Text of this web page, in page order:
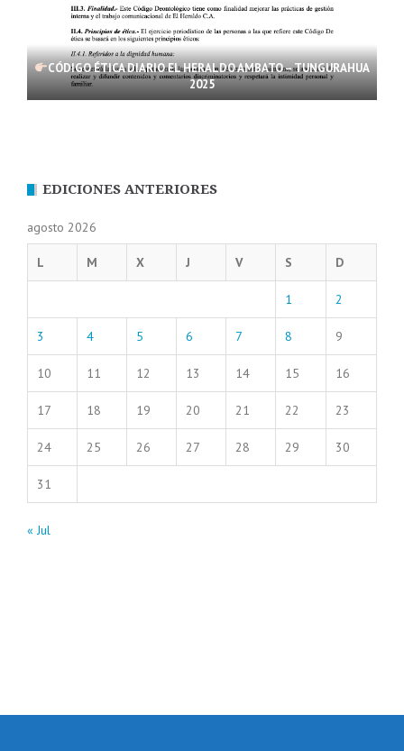
CÓDIGO ÉTICA DIARIO EL HERALDO AMBATO – TUNGURAHUA
2025
EDICIONES ANTERIORES
agosto 2026
L M X J V S D
1 2
3 4 5 6 7 8 9
10 11 12 13 14 15 16
17 18 19 20 21 22 23
24 25 26 27 28 29 30
31
« Jul